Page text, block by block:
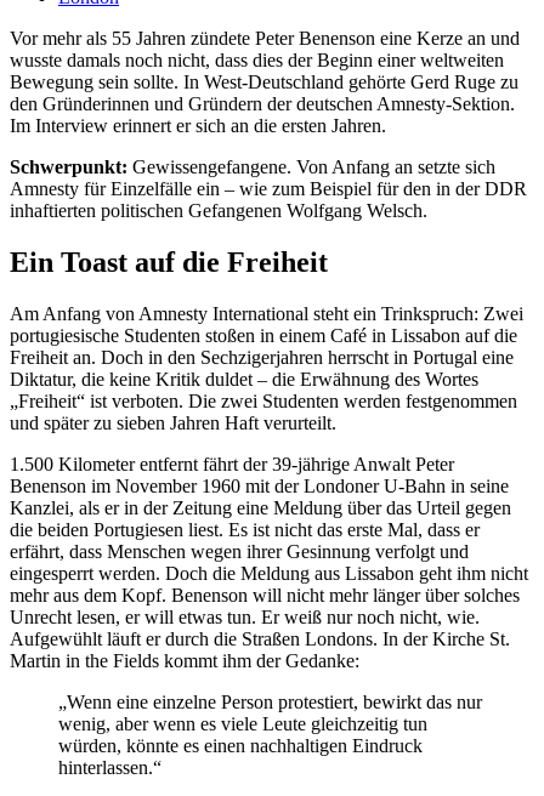
Vor mehr als 55 Jahren zündete Peter Benenson eine Kerze an und
wusste damals noch nicht, dass dies der Beginn einer weltweiten
Bewegung sein sollte. In West-Deutschland gehörte Gerd Ruge zu
den Gründerinnen und Gründern der deutschen Amnesty-Sektion.
Im Interview erinnert er sich an die ersten Jahren.
Schwerpunkt: Gewissengefangene. Von Anfang an setzte sich
Amnesty für Einzelfälle ein – wie zum Beispiel für den in der DDR
inhaftierten politischen Gefangenen Wolfgang Welsch.
Ein Toast auf die Freiheit
Am Anfang von Amnesty International steht ein Trinkspruch: Zwei
portugiesische Studenten stoßen in einem Café in Lissabon auf die
Freiheit an. Doch in den Sechzigerjahren herrscht in Portugal eine
Diktatur, die keine Kritik duldet – die Erwähnung des Wortes
„Freiheit“ ist verboten. Die zwei Studenten werden festgenommen
und später zu sieben Jahren Haft verurteilt.
1.500 Kilometer entfernt fährt der 39-jährige Anwalt Peter
Benenson im November 1960 mit der Londoner U-Bahn in seine
Kanzlei, als er in der Zeitung eine Meldung über das Urteil gegen
die beiden Portugiesen liest. Es ist nicht das erste Mal, dass er
erfährt, dass Menschen wegen ihrer Gesinnung verfolgt und
eingesperrt werden. Doch die Meldung aus Lissabon geht ihm nicht
mehr aus dem Kopf. Benenson will nicht mehr länger über solches
Unrecht lesen, er will etwas tun. Er weiß nur noch nicht, wie.
Aufgewühlt läuft er durch die Straßen Londons. In der Kirche St.
Martin in the Fields kommt ihm der Gedanke:
„Wenn eine einzelne Person protestiert, bewirkt das nur
wenig, aber wenn es viele Leute gleichzeitig tun
würden, könnte es einen nachhaltigen Eindruck
hinterlassen.“